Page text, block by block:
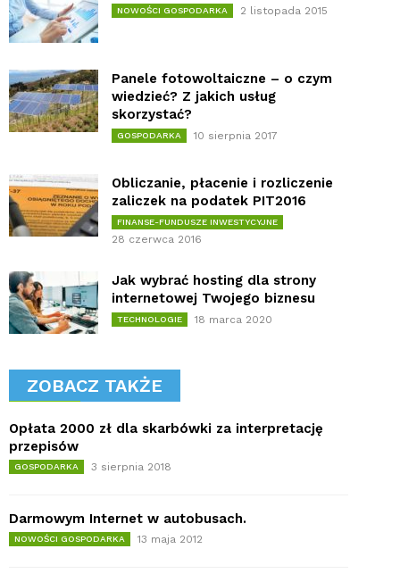
NOWOŚCI GOSPODARKA 2 listopada 2015
Panele fotowoltaiczne – o czym
wiedzieć? Z jakich usług
skorzystać?
GOSPODARKA 10 sierpnia 2017
Obliczanie, płacenie i rozliczenie
zaliczek na podatek PIT2016
FINANSE-FUNDUSZE INWESTYCYJNE
28 czerwca 2016
Jak wybrać hosting dla strony
internetowej Twojego biznesu
TECHNOLOGIE 18 marca 2020
ZOBACZ TAKŻE
Opłata 2000 zł dla skarbówki za interpretację
przepisów
GOSPODARKA 3 sierpnia 2018
Darmowym Internet w autobusach.
NOWOŚCI GOSPODARKA 13 maja 2012